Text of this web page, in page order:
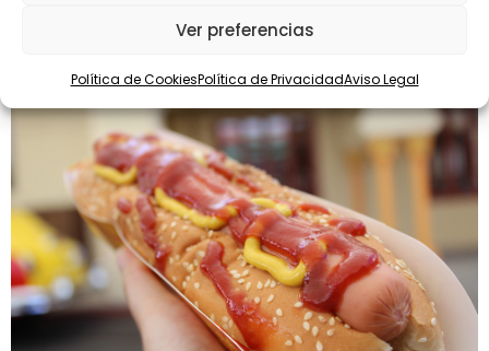
Ver preferencias
Política de CookiesPolítica de PrivacidadAviso Legal